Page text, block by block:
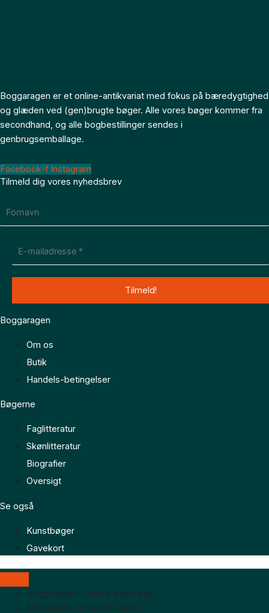
Boggaragen er et online-antikvariat med fokus på bæredygtighed
og glæden ved (gen)brugte bøger. Alle vores bøger kommer fra
secondhand, og alle bogbestillinger sendes i
genbrugsemballage.
Facebook-f Instagram
Tilmeld dig vores nyhedsbrev
Boggaragen
Om os
Butik
Handels-betingelser
Bøgerne
Faglitteratur
Skønlitteratur
Biografier
Oversigt
Se også
Kunstbøger
Gavekort
Boggaragen – online antikvariat
Marktoften 7H, 8464 Galten